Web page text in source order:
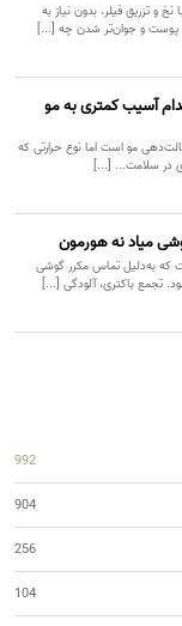
و تزریق فیلر، بدون نیاز به
و جوان‌تر شدن چه [...]
آسیب کمتری به مو
حالت‌دهی مو است اما نوع حرارتی که
در سلامت... [...]
میاد نه هورمون
که به‌دلیل تماس مکرر گوشی
تجمع باکتری، آلودگی [...]
992
904
256
104